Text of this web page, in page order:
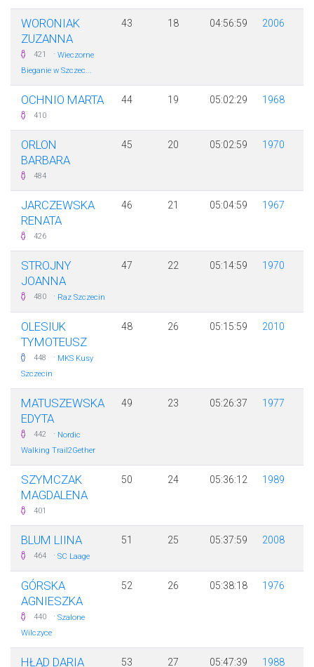
WORONIAK
ZUZANNA
421 · Wieczorne
Bieganie w Szczec...
43 18 04:56:59 2006
OCHNIO MARTA
410
44 19 05:02:29 1968
ORLON
BARBARA
484
45 20 05:02:59 1970
JARCZEWSKA
RENATA
426
46 21 05:04:59 1967
STROJNY
JOANNA
480 · Raz Szczecin
47 22 05:14:59 1970
OLESIUK
TYMOTEUSZ
448 · MKS Kusy
Szczecin
48 26 05:15:59 2010
MATUSZEWSKA
EDYTA
442 · Nordic
Walking Trail2Gether
49 23 05:26:37 1977
SZYMCZAK
MAGDALENA
401
50 24 05:36:12 1989
BLUM LIINA
464 · SC Laage
51 25 05:37:59 2008
GÓRSKA
AGNIESZKA
440 · Szalone
Wilczyce
52 26 05:38:18 1976
HŁĄD DARIA 53 27 05:47:39 1988